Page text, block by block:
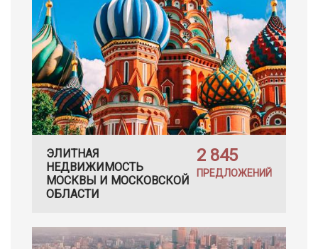
ЭЛИТНАЯ
НЕДВИЖИМОСТЬ
МОСКВЫ И МОСКОВСКОЙ
ОБЛАСТИ
2 845
ПРЕДЛОЖЕНИЙ